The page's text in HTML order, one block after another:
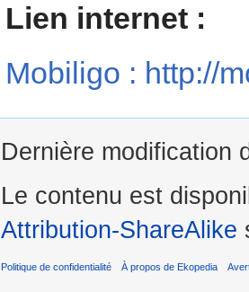
Lien internet :
Mobiligo : http://
Dernière modification
Le contenu est
Attribution-ShareAlike
Politique de confidentialité À propos de Ekopedia